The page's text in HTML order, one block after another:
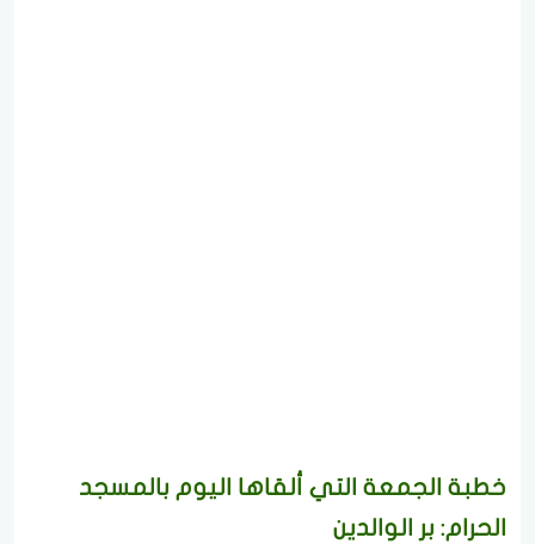
خطبة الجمعة التي ألقاها اليوم بالمسجد
الحرام: بر الوالدين